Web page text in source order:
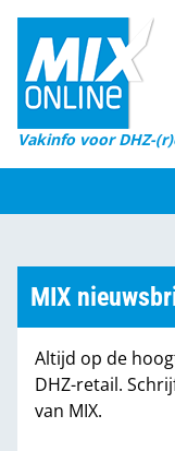
Vakinfo voor DHZ-
Home
Magazines
DHZ Sessie
Marktcijfers
Partners
MIX
Altijd op de
DHZ-retail.
van MIX.